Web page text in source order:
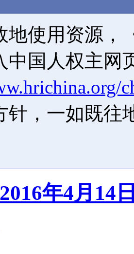
地使用资源，
中国人权主网
针，一如既往
年4月14